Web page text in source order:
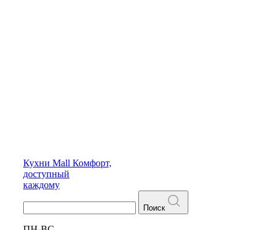
Кухни Mall Комфорт,
доступный
каждому
Поиск